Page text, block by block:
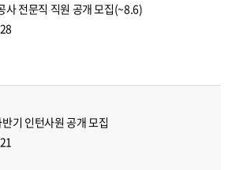
사 전문직 직원 공개 모집(~8.6)
기 인턴사원 공개 모집